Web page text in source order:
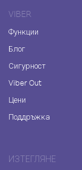
VIBER
Функции
Блог
Сигурност
Viber Out
Цени
Поддръжка
ИЗТЕГЛЯНЕ